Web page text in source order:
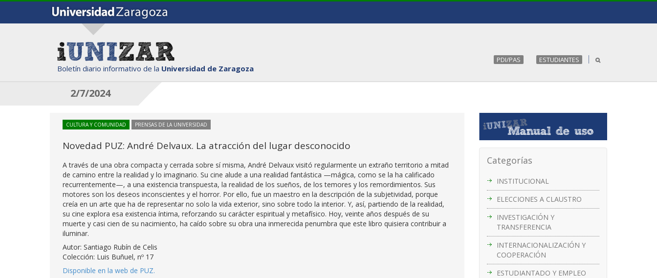
Boletín diario informativo de la Universidad de Zaragoza
PDI/PAS ESTUDIANTES
2/7/2024
Categorías
INSTITUCIONAL
ELECCIONES A CLAUSTRO
INVESTIGACIÓN Y
TRANSFERENCIA
INTERNACIONALIZACIÓN Y
COOPERACIÓN
ESTUDIANTADO Y EMPLEO
CULTURA Y COMUNIDAD PRENSAS DE LA UNIVERSIDAD
Novedad PUZ: André Delvaux. La atracción del lugar desconocido
A través de una obra compacta y cerrada sobre sí misma, André Delvaux visitó regularmente un extraño territorio a mitad
de camino entre la realidad y lo imaginario. Su cine alude a una realidad fantástica —mágica, como se la ha calificado
recurrentemente—, a una existencia transpuesta, la realidad de los sueños, de los temores y los remordimientos. Sus
motores son los deseos inconscientes y el horror. Por ello, fue un maestro en la descripción de la subjetividad, porque
creía en un arte que ha de representar no solo la vida exterior, sino sobre todo la interior. Y, así, partiendo de la realidad,
su cine explora esa existencia íntima, reforzando su carácter espiritual y metafísico. Hoy, veinte años después de su
muerte y casi cien de su nacimiento, ha caído sobre su obra una inmerecida penumbra que este libro quisiera contribuir a
iluminar.
Autor: Santiago Rubín de Celis
Colección: Luis Buñuel, nº 17
Disponible en la web de PUZ.